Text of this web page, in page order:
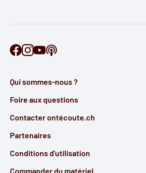
Retrouve Ontécoute sur Facebook
Retrouve Ontécoute sur
Retrouve Ontécoute sur
Qui sommes-nous ?
Foire aux questions
Contacter ontécoute.ch
Partenaires
Conditions d'utilisation
Commander du matériel